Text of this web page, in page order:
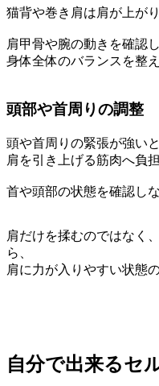
猫背や巻き肩は肩が上が
肩甲骨や腕の動きを確認
身体全体のバランスを整
頭部や首周りの調整
頭や首周りの緊張が強いと
肩を引き上げる筋肉へ負
首や頭部の状態を確認し
肩だけを揉むのではなく
ら、
肩に力が入りやすい状態
自分で出来るセ